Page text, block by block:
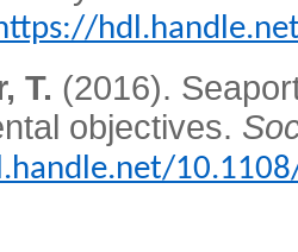
T. (2016).
objectives.